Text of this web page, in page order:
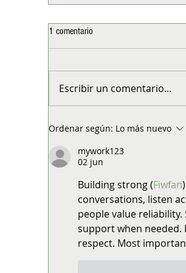
De la historia a la ficción:
primera novela de Diego Contreras
Vergara V
1 comentario
Escribir un comentario...
Ordenar según: Lo más nuevo
mywork123
02 jun
Building strong (Fiwfan
conversations, listen
people value
support when
respect. Most